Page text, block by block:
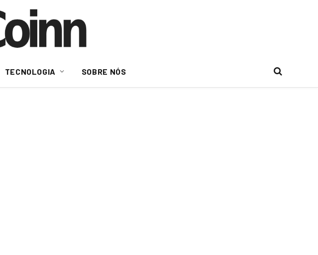
TECNOLOGIA SOBRE NÓS